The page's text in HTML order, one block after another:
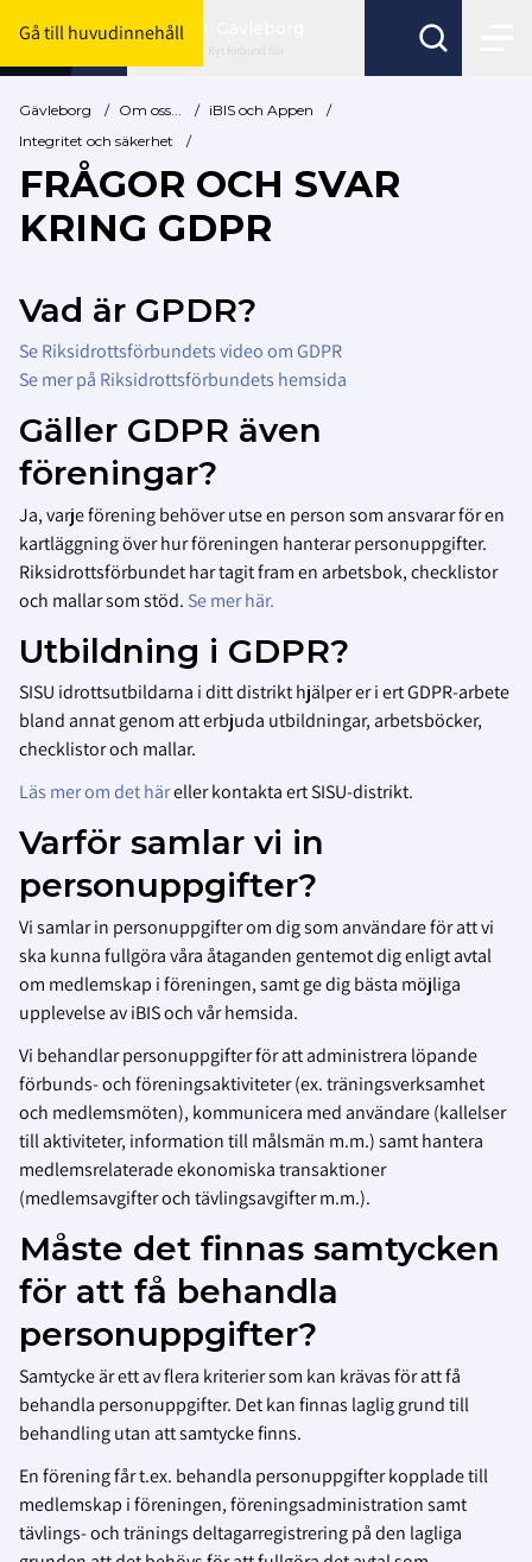
Gå till huvudinnehåll
Byt förbund här
Gävleborg / Om oss... / iBIS och Appen
/
Integritet och säkerhet
/
FRÅGOR OCH SVAR
KRING GDPR
Vad är GPDR?
Se Riksidrottsförbundets video om GDPR
Se mer på Riksidrottsförbundets hemsida
Gäller GDPR även
föreningar?
Ja, varje förening behöver utse en person som ansvarar för en
kartläggning över hur föreningen hanterar personuppgifter.
Riksidrottsförbundet har tagit fram en arbetsbok, checklistor
och mallar som stöd. Se mer här.
Utbildning i GDPR?
SISU idrottsutbildarna i ditt distrikt hjälper er i ert GDPR-arbete
bland annat genom att erbjuda utbildningar, arbetsböcker,
checklistor och mallar.
Läs mer om det häreller kontakta ert SISU-distrikt.
Varför samlar vi in
personuppgifter?
Vi samlar in personuppgifter om dig som användare för att vi
ska kunna fullgöra våra åtaganden gentemot dig enligt avtal
om medlemskap i föreningen, samt ge dig bästa möjliga
upplevelse av iBIS och vår hemsida.
Vi behandlar personuppgifter för att administrera löpande
förbunds- och föreningsaktiviteter (ex. träningsverksamhet
och medlemsmöten), kommunicera med användare (kallelser
till aktiviteter, information till målsmän m.m.) samt hantera
medlemsrelaterade ekonomiska transaktioner
(medlemsavgifter och tävlingsavgifter m.m.).
Måste det finnas samtycken
för att få behandla
personuppgifter?
Samtycke är ett av flera kriterier som kan krävas för att få
behandla personuppgifter. Det kan finnas laglig grund till
behandling utan att samtycke finns.
En förening får t.ex. behandla personuppgifter kopplade till
medlemskap i föreningen, föreningsadministration samt
tävlings- och tränings deltagarregistrering på den lagliga